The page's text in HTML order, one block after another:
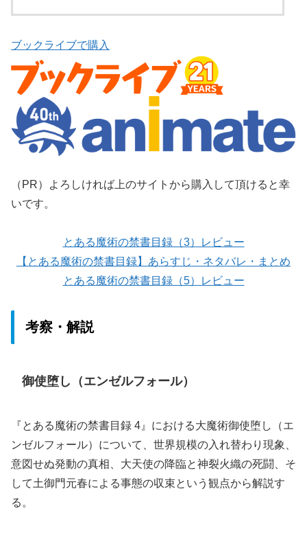
ブックライブで購入
（PR）よろしければ上のサイトから購入して頂けると幸
いです。
とある魔術の禁書目録（3）レビュー
【とある魔術の禁書目録】あらすじ・ネタバレ・まとめ
とある魔術の禁書目録（5）レビュー
考察・解説
御使堕し（エンゼルフォール）
『とある魔術の禁書目録 4』における大魔術御使堕し（エ
ンゼルフォール）について、世界規模の入れ替わり現象、
意図せぬ発動の真相、大天使の降臨と神裂火織の死闘、そ
して土御門元春による事態の収束という観点から解説す
る。